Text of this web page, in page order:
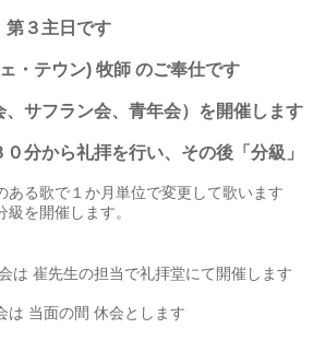
第３主日です
・テウン) 牧師 のご奉仕です
、サフラン会、青年会）を開催します
分から礼拝を行い、その後「分級」
ある歌で１か月単位で変更して歌います
を開催します。
は 崔先生の担当で礼拝堂にて開催します
は 当面の間 休会とします